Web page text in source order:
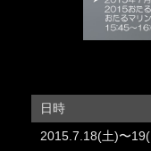
日時
2015.7.18(土)〜